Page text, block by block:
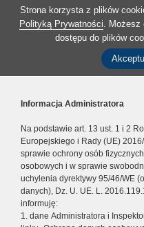
Strona korzysta z plików
Polityką Prywatności. Możesz
dostępu do plików
Informacja Administratora
Na podstawie art. 13 ust. 1 i 2
Europejskiego i Rady (UE)
sprawie ochrony osób
osobowych i w sprawie
uchylenia dyrektywy 95/46/WE
danych), Dz. U. UE. L.
informuję:
1. dane Administratora i